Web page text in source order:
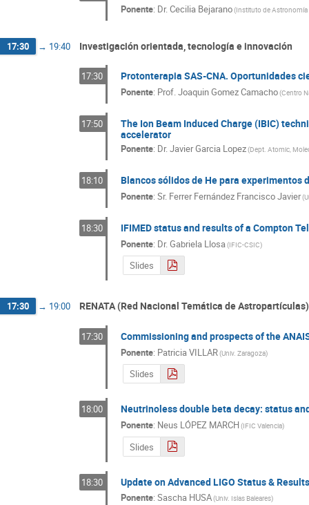
Ponente: Dr.Cecilia Bejarano(Instituto de Astronomía
17:30 → 19:40 Investigación orientada, tecnología e innovación
17:30 Protonterapia SAS-CNA. Oportunidades
Ponente: Prof.Joaquin Gomez Camacho(Centro
17:50
The Ion Beam Induced Charge (IBIC)
accelerator
Ponente: Dr.Javier Garcia Lopez(Dept. Atomic,
18:10 Blancos sólidos de He para experimentos
Ponente: Sr. Ferrer Fernández Francisco Javier(
18:30 IFIMED status and results of a Compton
Ponente: Dr.Gabriela Llosa(IFIC-CSIC)
Slides
17:30 → 19:00 RENATA (Red Nacional Temática de Astropartículas)
17:30 Commissioning and prospects of the
Ponente: Patricia VILLAR(Univ. Zaragoza)
Slides
18:00 Neutrinoless double beta decay: status
Ponente: Neus LÓPEZ MARCH(IFIC Valencia)
Slides
18:30 Update on Advanced LIGO Status & Results
Ponente: Sascha HUSA(Univ. Islas Baleares)